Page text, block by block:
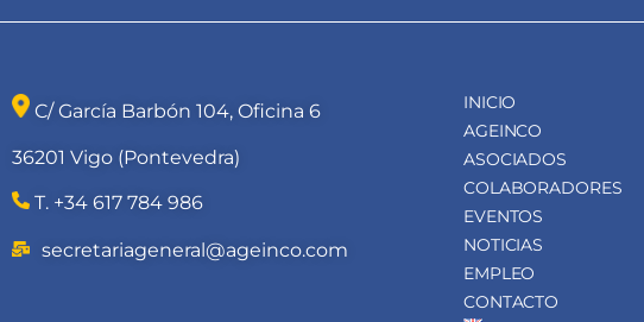
C/ García Barbón 104, Oficina 6
36201 Vigo (Pontevedra)
T. +34 617 784 986
secretariageneral@ageinco.com
INICIO
AGEINCO
ASOCIADOS
COLABORADORES
EVENTOS
NOTICIAS
EMPLEO
CONTACTO